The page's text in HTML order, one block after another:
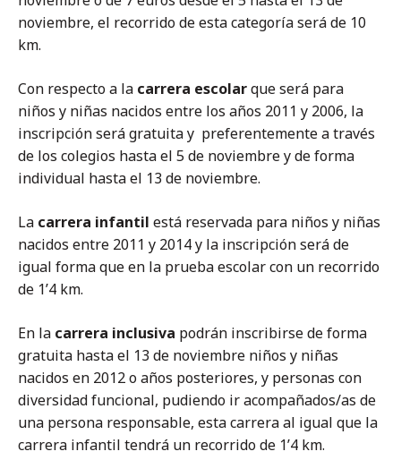
noviembre, el recorrido de esta categoría será de 10
km.
Con respecto a la carrera escolarque será para
niños y niñas nacidos entre los años 2011 y 2006, la
inscripción será gratuita y preferentemente a través
de los colegios hasta el 5 de noviembre y de forma
individual hasta el 13 de noviembre.
La carrera infantil está reservada para niños y niñas
nacidos entre 2011 y 2014 y la inscripción será de
igual forma que en la prueba escolar con un recorrido
de 1’4 km.
En la carrera inclusiva podrán inscribirse de forma
gratuita hasta el 13 de noviembre niños y niñas
nacidos en 2012 o años posteriores, y personas con
diversidad funcional, pudiendo ir acompañados/as de
una persona responsable, esta carrera al igual que la
carrera infantil tendrá un recorrido de 1’4 km.